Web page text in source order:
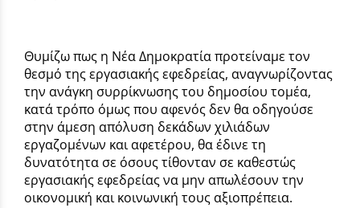
Θυμίζω πως η Νέα Δημοκρατία προτείναμε τον
θεσμό της εργασιακής εφεδρείας, αναγνωρίζοντας
την ανάγκη συρρίκνωσης του δημοσίου τομέα,
κατά τρόπο όμως που αφενός δεν θα οδηγούσε
στην άμεση απόλυση δεκάδων χιλιάδων
εργαζομένων και αφετέρου, θα έδινε τη
δυνατότητα σε όσους τίθονταν σε καθεστώς
εργασιακής εφεδρείας να μην απωλέσουν την
οικονομική και κοινωνική τους αξιοπρέπεια.